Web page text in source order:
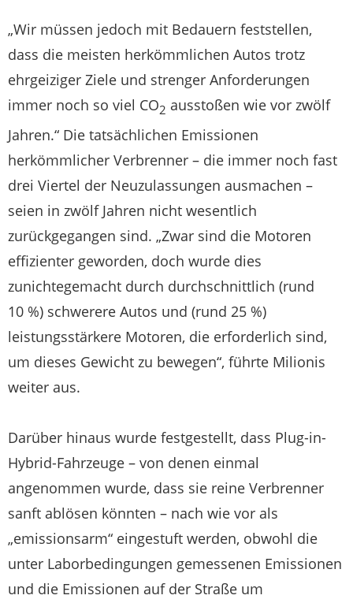
„Wir müssen jedoch mit Bedauern feststellen,
dass die meisten herkömmlichen Autos trotz
ehrgeiziger Ziele und strenger Anforderungen
immer noch so viel CO2 ausstoßen wie vor zwölf
Jahren.“ Die tatsächlichen Emissionen
herkömmlicher Verbrenner – die immer noch fast
drei Viertel der Neuzulassungen ausmachen –
seien in zwölf Jahren nicht wesentlich
zurückgegangen sind. „Zwar sind die Motoren
effizienter geworden, doch wurde dies
zunichtegemacht durch durchschnittlich (rund
10 %) schwerere Autos und (rund 25 %)
leistungsstärkere Motoren, die erforderlich sind,
um dieses Gewicht zu bewegen“, führte Milionis
weiter aus.
Darüber hinaus wurde festgestellt, dass Plug-in-
Hybrid-Fahrzeuge – von denen einmal
angenommen wurde, dass sie reine Verbrenner
sanft ablösen könnten – nach wie vor als
„emissionsarm“ eingestuft werden, obwohl die
unter Laborbedingungen gemessenen Emissionen
und die Emissionen auf der Straße um